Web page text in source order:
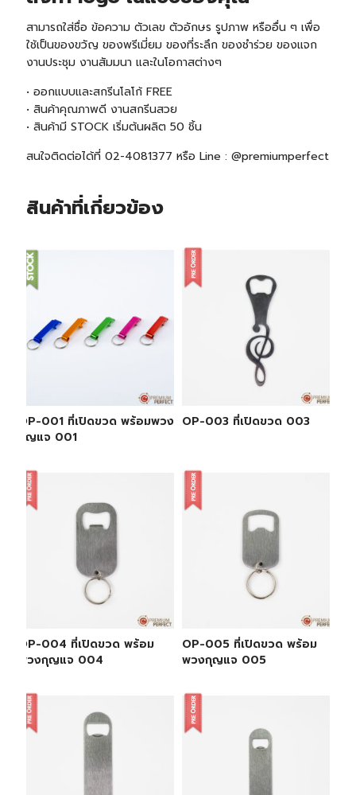
สามารถใส่ชื่อ ข้อความ ตัวเลข ตัวอักษร รูปภาพ หรืออื่น ๆ เพื่อ
ใช้เป็นของขวัญ ของพรีเมี่ยม ของที่ระลึก ของชำร่วย ของแจก
งานประชุม งานสัมมนา และในโอกาสต่างๆ
• ออกแบบและสกรีนโลโก้ FREE
• สินค้าคุณภาพดี งานสกรีนสวย
• สินค้ามีSTOCK เริ่มต้นผลิต 50 ชิ้น
สนใจติดต่อได้ที่ 02-4081377 หรือ Line : @premiumperfect
สินค้าที่เกี่ยวข้อง
OP-001 ที่เปิดขวด พร้อมพวง
กุญแจ 001
OP-003 ที่เปิดขวด 003
OP-004 ที่เปิดขวด พร้อม
พวงกุญแจ 004
OP-005 ที่เปิดขวด พร้อม
พวงกุญแจ 005